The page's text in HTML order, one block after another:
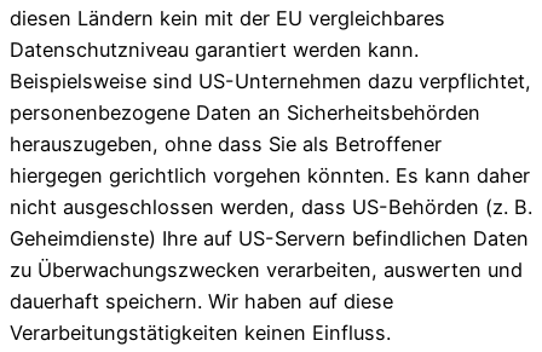
diesen Ländern kein mit der EU vergleichbares
Datenschutzniveau garantiert werden kann.
Beispielsweise sind US-Unternehmen dazu verpflichtet,
personenbezogene Daten an Sicherheitsbehörden
herauszugeben, ohne dass Sie als Betroffener
hiergegen gerichtlich vorgehen könnten. Es kann daher
nicht ausgeschlossen werden, dass US-Behörden (z. B.
Geheimdienste) Ihre auf US-Servern befindlichen Daten
zu Überwachungszwecken verarbeiten, auswerten und
dauerhaft speichern. Wir haben auf diese
Verarbeitungstätigkeiten keinen Einfluss.